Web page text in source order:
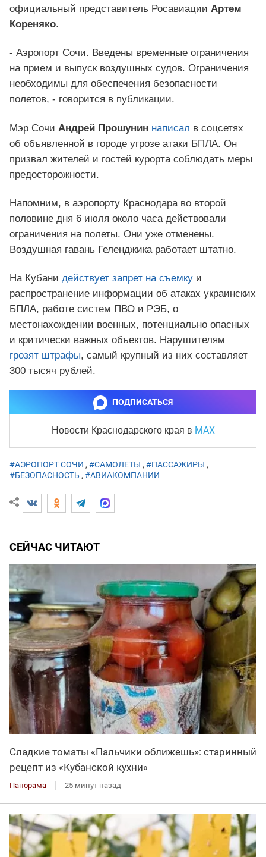
официальный представитель Росавиации Артем
Кореняко.
- Аэропорт Сочи. Введены временные ограничения
на прием и выпуск воздушных судов. Ограничения
необходимы для обеспечения безопасности
полетов, - говорится в публикации.
Мэр Сочи Андрей Прошунин написал в соцсетях
об объявленной в городе угрозе атаки БПЛА. Он
призвал жителей и гостей курорта соблюдать меры
предосторожности.
Напомним, в аэропорту Краснодара во второй
половине дня 6 июля около часа действовали
ограничения на полеты. Они уже отменены.
Воздушная гавань Геленджика работает штатно.
На Кубани действует запрет на съемку и
распространение информации об атаках украинских
БПЛА, работе систем ПВО и РЭБ, о
местонахождении военных, потенциально опасных
и критически важных объектов. Нарушителям
грозят штрафы, самый крупный из них составляет
300 тысяч рублей.
ПОДПИСАТЬСЯ
Новости Краснодарского края в MAX
#АЭРОПОРТ СОЧИ , #САМОЛЕТЫ , #ПАССАЖИРЫ ,
#БЕЗОПАСНОСТЬ , #АВИАКОМПАНИИ
СЕЙЧАС ЧИТАЮТ
Сладкие томаты «Пальчики оближешь»: старинный
рецепт из «Кубанской кухни»
Панорама 25 минут назад